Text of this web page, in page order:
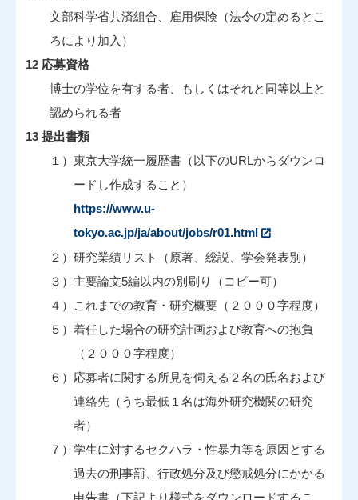
文部科学省共済組合、雇用保険（法令の定めるとこ
ろにより加入）
12 応募資格
博士の学位を有する者、もしくはそれと同等以上と
認められる者
13 提出書類
１）東京大学統一履歴書（以下のURLからダウンロ
ードし作成すること）
https://www.u-
tokyo.ac.jp/ja/about/jobs/r01.html
２）研究業績リスト（原著、総説、学会発表別）
３）主要論文5編以内の別刷り（コピー可）
４）これまでの教育・研究概要（２０００字程度）
５）着任した場合の研究計画および教育への抱負
（２０００字程度）
６）応募者に関する所⾒を伺える２名の⽒名および
連絡先（うち最低１名は海外研究機関の研究
者）
７）学生に対するセクハラ・性暴力等を原因とする
過去の刑事罰、行政処分及び懲戒処分にかかる
申告書（下記より様式をダウンロードするこ